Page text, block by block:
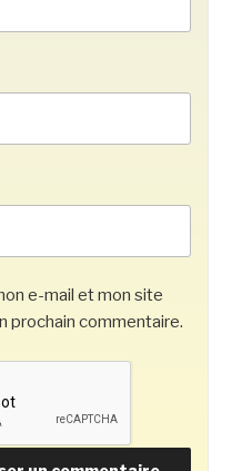
e-mail et mon site
prochain commentaire.